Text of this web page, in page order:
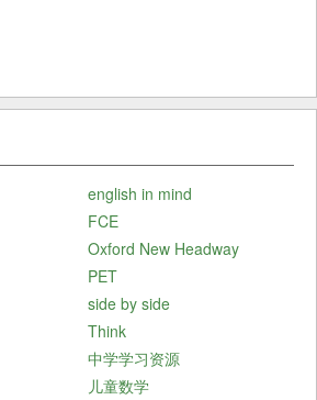
english in mind
FCE
Oxford New Headway
PET
side by side
Think
中学学习资源
儿童数学